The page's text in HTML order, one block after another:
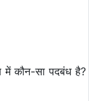
में कौन-सा पदबंध है?